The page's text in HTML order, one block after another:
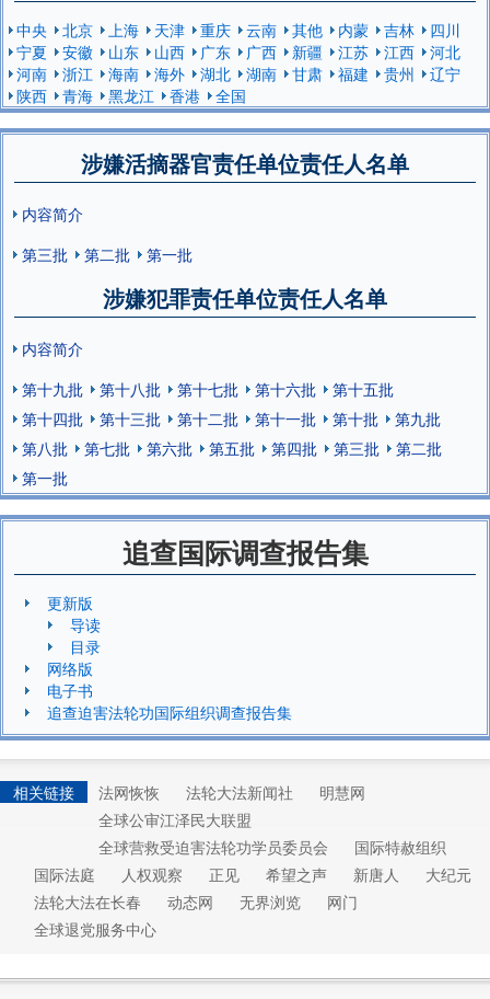
中央 北京 上海 天津 重庆 云南 其他 内蒙 吉林
四川
宁夏
安徽 山东 山西 广东 广西 新疆 江苏 江西
河北
河南
浙江 海南 海外 湖北 湖南 甘肃 福建 贵州
辽宁
陕西
青海 黑龙江 香港 全国
涉嫌活摘器官责任单位责任人名单
内容简介
第三批
第二批 第一批
涉嫌犯罪责任单位责任人名单
内容简介
第十九批
第十八批 第十七批 第十六批
第十五批
第十四批
第十三批 第十二批 第十一批 第十批
第九批
第八批
第七批 第六批 第五批 第四批 第三批
第二批
第一批
追查国际调查报告集
更新版
导读
目录
网络版
电子书
追查迫害法轮功国际组织调查报告集
相关链接 法网恢恢 法轮大法新闻社
明慧网
全球公审江泽民大联盟
全球营救受迫害法轮功学员委员会
国际特赦组织
国际法庭
人权观察 正见 希望之声 新唐人
大纪元
法轮大法在长春
动态网 无界浏览
网门
全球退党服务中心